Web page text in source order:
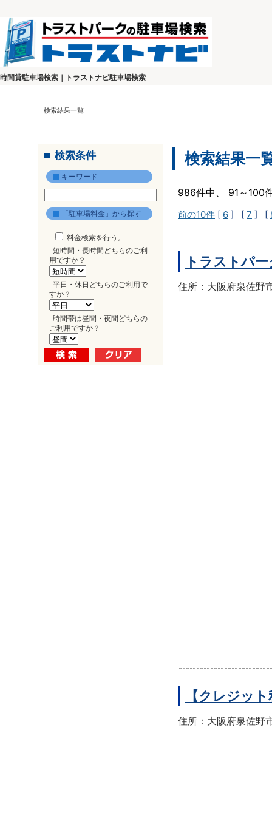
時間貸駐車場検索｜トラストナビ駐車場検索
検索結果一覧
検索条件
キーワード
「駐車場料金」から探す
料金検索を行う。
短時間・長時間どちらのご利
用ですか？
平日・休日どちらのご利用で
すか？
時間帯は昼間・夜間どちらの
ご利用ですか？
検索結果一
986件中、 91～100
前の10件 [ 6 ] [ 7 ] [
トラストパ
住所：大阪府泉佐野
【クレジッ
住所：大阪府泉佐野